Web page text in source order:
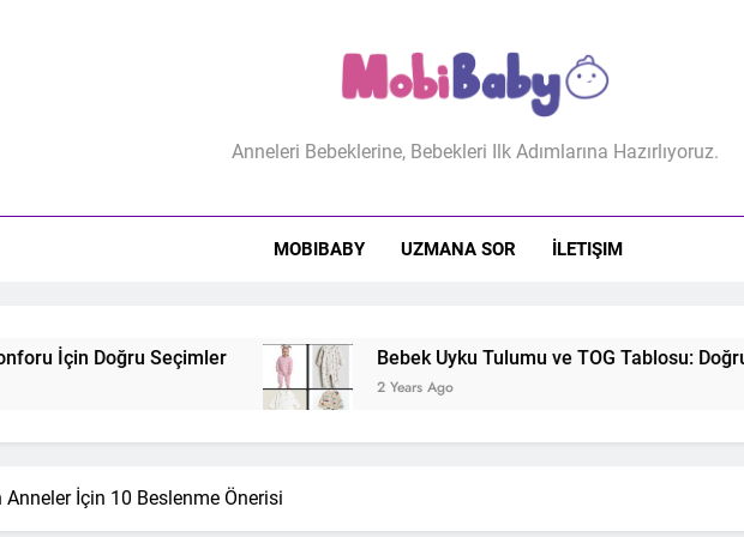
MobiBaby
Anneleri Bebeklerine, Bebekleri Ilk Adımlarına Hazırlıyoruz.
MOBIBABY UZMANA SOR İLETIŞIM
Seçimler Bebek Uyku Tulumu ve TOG Tablosu: Doğru Uyku
2 Years Ago
Anneler İçin 10 Beslenme Önerisi